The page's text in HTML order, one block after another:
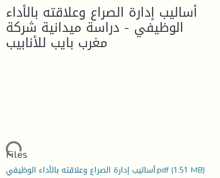
أساليب إدارة الصراع وعلاقته بالأداء
الوظيفي - دراسة ميدانية شركة
مغرب بايب للأنابيب
Loading...
Files
أساليب إدارة الصراع وعلاقته بالأداء الوظيفي.pdf(1.51 MB)